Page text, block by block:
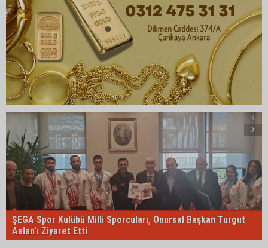
ŞEGA Spor Kulübü Milli Sporcuları, Onursal Başkan Turgut
Aslan’ı Ziyaret Etti